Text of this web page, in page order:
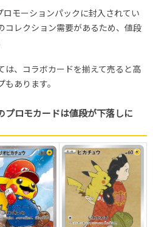
モーションパックに封入されてい
コレクション需要があるため、値段
は、コラボカードを揃えて売ると高
あります。
プロモカードは値段が下落しに